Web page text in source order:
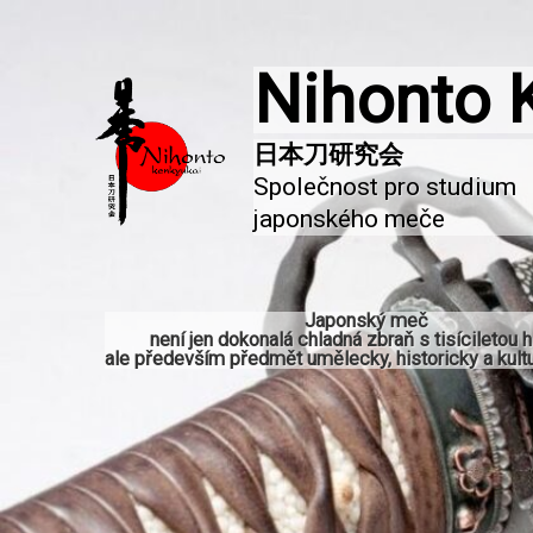
Nihonto
Společnost pro studium
japonského meče
Japonský meč
není jen dokonalá chladná zbraň s tisíciletou
ale především předmět umělecky, historicky a